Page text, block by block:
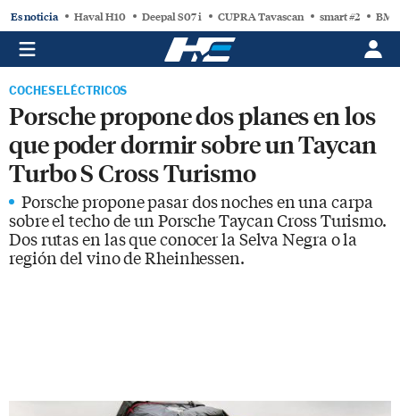
Es noticia Haval H10 Deepal S07 i CUPRA Tavascan smart #2
COCHES ELÉCTRICOS
Porsche propone dos planes en los
que poder dormir sobre un Taycan
Turbo S Cross Turismo
Porsche propone pasar dos noches en una carpa
sobre el techo de un Porsche Taycan Cross Turismo.
Dos rutas en las que conocer la Selva Negra o la
región del vino de Rheinhessen.